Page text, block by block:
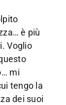
è più
Voglio
mi
tengo la
dei suoi